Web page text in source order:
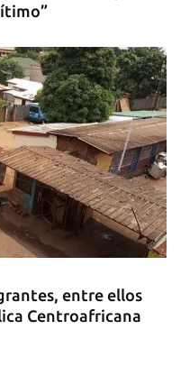
entre ellos
Centroafricana